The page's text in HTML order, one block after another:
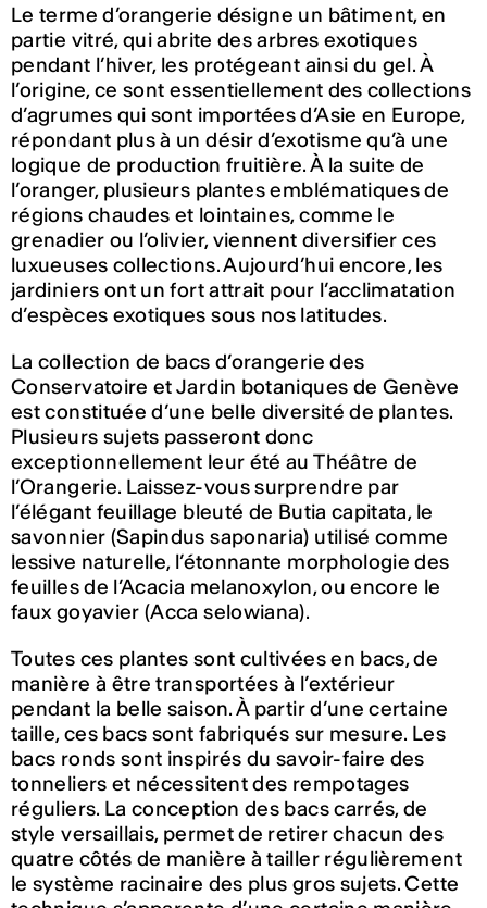
Le terme d’orangerie désigne un bâtiment, en
partie vitré, qui abrite des arbres exotiques
pendant l’hiver, les protégeant ainsi du gel. À
l’origine, ce sont essentiellement des collections
d’agrumes qui sont importées d’Asie en Europe,
répondant plus à un désir d’exotisme qu’à une
logique de production fruitière. À la suite de
l’oranger, plusieurs plantes emblématiques de
régions chaudes et lointaines, comme le
grenadier ou l’olivier, viennent diversifier ces
luxueuses collections. Aujourd’hui encore, les
jardiniers ont un fort attrait pour l’acclimatation
d’espèces exotiques sous nos latitudes.
La collection de bacs d’orangerie des
Conservatoire et Jardin botaniques de Genève
est constituée d’une belle diversité de plantes.
Plusieurs sujets passeront donc
exceptionnellement leur été au Théâtre de
l’Orangerie. Laissez-vous surprendre par
l’élégant feuillage bleuté de Butia capitata, le
savonnier (Sapindus saponaria) utilisé comme
lessive naturelle, l’étonnante morphologie des
feuilles de l’Acacia melanoxylon, ou encore le
faux goyavier (Acca selowiana).
Toutes ces plantes sont cultivées en bacs, de
manière à être transportées à l’extérieur
pendant la belle saison. À partir d’une certaine
taille, ces bacs sont fabriqués sur mesure. Les
bacs ronds sont inspirés du savoir-faire des
tonneliers et nécessitent des rempotages
réguliers. La conception des bacs carrés, de
style versaillais, permet de retirer chacun des
quatre côtés de manière à tailler régulièrement
le système racinaire des plus gros sujets. Cette